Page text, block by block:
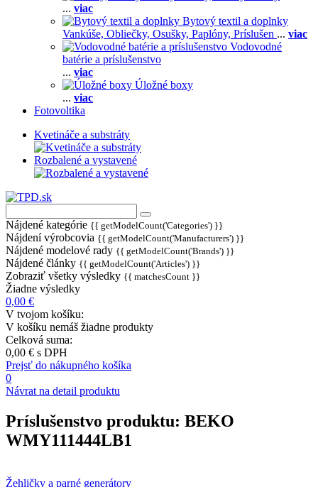
... viac
Bytový textil a doplnky
Vankúše, Obliečky, Osušky, Paplóny, Príslušen ... viac
Vodovodné
batérie a príslušenstvo
... viac
Úložné boxy
... viac
Fotovoltika
Kvetináče a substráty
Rozbalené a vystavené
Nájdené kategórie {{ getModelCount('Categories') }}
Nájdení výrobcovia {{ getModelCount('Manufacturers') }}
Nájdené modelové rady {{ getModelCount('Brands') }}
Nájdené články {{ getModelCount('Articles') }}
Zobraziť všetky výsledky {{ matchesCount }}
Žiadne výsledky
0,00 €
V tvojom košíku:
V košíku nemáš žiadne produkty
Celková suma:
0,00 € s DPH
Prejsť do nákupného košíka
0
Návrat na detail produktu
Príslušenstvo produktu: BEKO
WMY111444LB1
Žehličky a parné generátory